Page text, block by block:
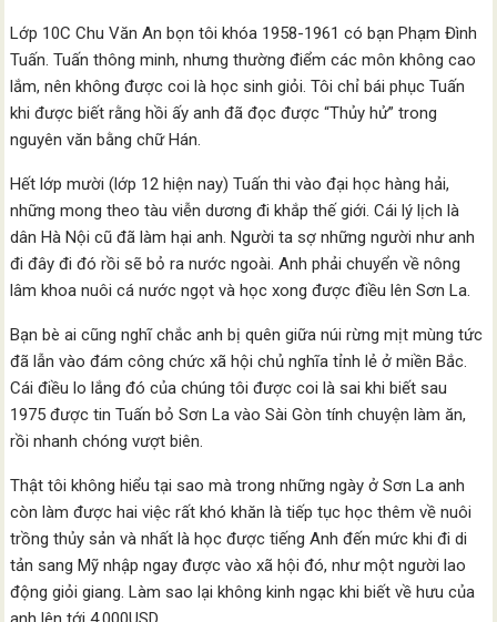
Lớp 10C Chu Văn An bọn tôi khóa 1958-1961 có bạn Phạm Đình
Tuấn. Tuấn thông minh, nhưng thường điểm các môn không cao
lắm, nên không được coi là học sinh giỏi. Tôi chỉ bái phục Tuấn
khi được biết rằng hồi ấy anh đã đọc được “Thủy hử” trong
nguyên văn bằng chữ Hán.
Hết lớp mười (lớp 12 hiện nay) Tuấn thi vào đại học hàng hải,
những mong theo tàu viễn dương đi khắp thế giới. Cái lý lịch là
dân Hà Nội cũ đã làm hại anh. Người ta sợ những người như anh
đi đây đi đó rồi sẽ bỏ ra nước ngoài. Anh phải chuyển về nông
lâm khoa nuôi cá nước ngọt và học xong được điều lên Sơn La.
Bạn bè ai cũng nghĩ chắc anh bị quên giữa núi rừng mịt mùng tức
đã lẫn vào đám công chức xã hội chủ nghĩa tỉnh lẻ ở miền Bắc.
Cái điều lo lắng đó của chúng tôi được coi là sai khi biết sau
1975 được tin Tuấn bỏ Sơn La vào Sài Gòn tính chuyện làm ăn,
rồi nhanh chóng vượt biên.
Thật tôi không hiểu tại sao mà trong những ngày ở Sơn La anh
còn làm được hai việc rất khó khăn là tiếp tục học thêm về nuôi
trồng thủy sản và nhất là học được tiếng Anh đến mức khi đi di
tản sang Mỹ nhập ngay được vào xã hội đó, như một người lao
động giỏi giang. Làm sao lại không kinh ngạc khi biết về hưu của